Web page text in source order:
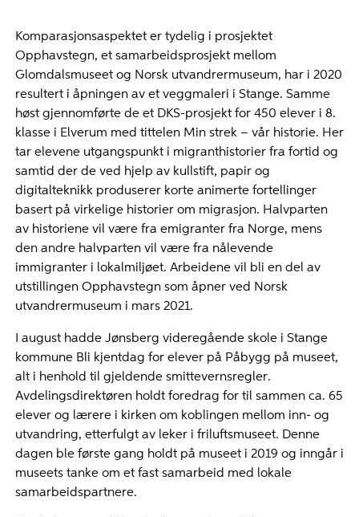
Komparasjonsaspektet er tydelig i prosjektet
Opphavstegn, et samarbeidsprosjekt mellom
Glomdalsmuseet og Norsk utvandrermuseum, har i 2020
resultert i åpningen av et veggmaleri i Stange. Samme
høst gjennomførte de et DKS-prosjekt for 450 elever i 8.
klasse i Elverum med tittelen Min strek – vår historie. Her
tar elevene utgangspunkt i migranthistorier fra fortid og
samtid der de ved hjelp av kullstift, papir og
digitalteknikk produserer korte animerte fortellinger
basert på virkelige historier om migrasjon. Halvparten
av historiene vil være fra emigranter fra Norge, mens
den andre halvparten vil være fra nålevende
immigranter i lokalmiljøet. Arbeidene vil bli en del av
utstillingen Opphavstegn som åpner ved Norsk
utvandrermuseum i mars 2021.
I august hadde Jønsberg videregående skole i Stange
kommune Bli kjentdag for elever på Påbygg på museet,
alt i henhold til gjeldende smittevernsregler.
Avdelingsdirektøren holdt foredrag for til sammen ca. 65
elever og lærere i kirken om koblingen mellom inn- og
utvandring, etterfulgt av leker i friluftsmuseet. Denne
dagen ble første gang holdt på museet i 2019 og inngår i
museets tanke om et fast samarbeid med lokale
samarbeidspartnere.